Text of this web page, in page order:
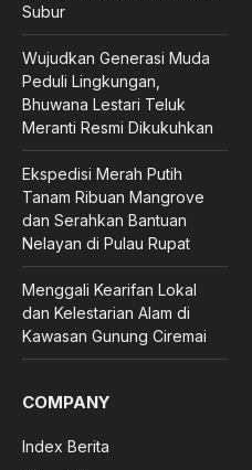
Subur
Wujudkan Generasi Muda
Peduli Lingkungan,
Bhuwana Lestari Teluk
Meranti Resmi Dikukuhkan
Ekspedisi Merah Putih
Tanam Ribuan Mangrove
dan Serahkan Bantuan
Nelayan di Pulau Rupat
Menggali Kearifan Lokal
dan Kelestarian Alam di
Kawasan Gunung Ciremai
COMPANY
Index Berita